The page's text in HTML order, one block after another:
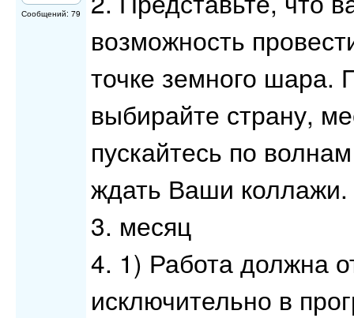
Сообщений: 79
возможность
точке земного шара.
выбирайте страну,
пускайтесь по
ждать Ваши коллажи.
3. месяц
4. 1) Работа должна
исключительно в